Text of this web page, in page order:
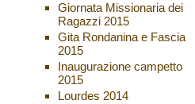
Giornata Missionaria dei
Ragazzi 2015
Gita Rondanina e Fascia
2015
Inaugurazione campetto
2015
Lourdes 2014